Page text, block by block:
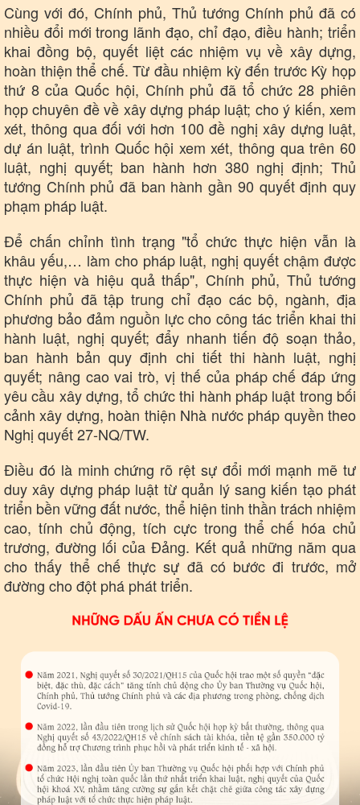
Du lịch
Tư vấn
Săn Tour
check-in
Podcast
Câu chuyện thời sự
Kể chuyện cho bé
Hạt giống tâm hồn
Cùng với đó, Chính phủ, Thủ tướng Chính phủ đã có
nhiều đổi mới trong lãnh đạo, chỉ đạo, điều hành; triển
khai đồng bộ, quyết liệt các nhiệm vụ về xây dựng,
hoàn thiện thể chế. Từ đầu nhiệm kỳ đến trước Kỳ họp
thứ 8 của Quốc hội, Chính phủ đã tổ chức 28 phiên
họp chuyên đề về xây dựng pháp luật; cho ý kiến, xem
xét, thông qua đối với hơn 100 đề nghị xây dựng luật,
dự án luật, trình Quốc hội xem xét, thông qua trên 60
luật, nghị quyết; ban hành hơn 380 nghị định; Thủ
tướng Chính phủ đã ban hành gần 90 quyết định quy
phạm pháp luật.
Để chấn chỉnh tình trạng "tổ chức thực hiện vẫn là
khâu yếu,… làm cho pháp luật, nghị quyết chậm được
thực hiện và hiệu quả thấp", Chính phủ, Thủ tướng
Chính phủ đã tập trung chỉ đạo các bộ, ngành, địa
phương bảo đảm nguồn lực cho công tác triển khai thi
hành luật, nghị quyết; đẩy nhanh tiến độ soạn thảo,
ban hành bản quy định chi tiết thi hành luật, nghị
quyết; nâng cao vai trò, vị thế của pháp chế đáp ứng
yêu cầu xây dựng, tổ chức thi hành pháp luật trong bối
cảnh xây dựng, hoàn thiện Nhà nước pháp quyền theo
Nghị quyết 27-NQ/TW.
Điều đó là minh chứng rõ rệt sự đổi mới mạnh mẽ tư
duy xây dựng pháp luật từ quản lý sang kiến tạo phát
triển bền vững đất nước, thể hiện tinh thần trách nhiệm
cao, tính chủ động, tích cực trong thể chế hóa chủ
trương, đường lối của Đảng. Kết quả những năm qua
cho thấy thể chế thực sự đã có bước đi trước, mở
đường cho đột phá phát triển.